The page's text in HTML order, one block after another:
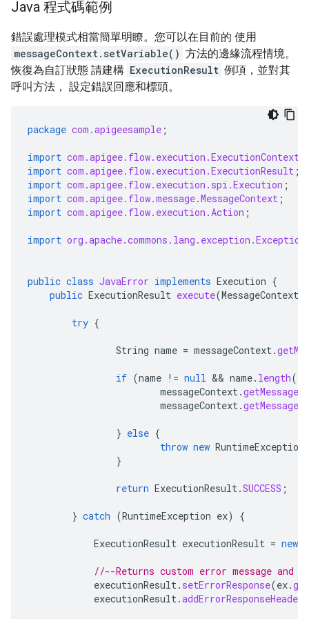
Java 程式碼範例
錯誤處理模式相當簡單明瞭。您可以在目前的 使用
messageContext.setVariable() 方法的邊緣流程情境。
恢復為自訂狀態 請建構 ExecutionResult 例項，並對其
呼叫方法， 設定錯誤回應和標頭。
package com.apigeesample ;
import com.apigee.flow.execution.ExecutionContext
import com.apigee.flow.execution.ExecutionResult ;
import com.apigee.flow.execution.spi.Execution ;
import com.apigee.flow.message.MessageContext ;
import com.apigee.flow.execution.Action ;
import
public class JavaError implements Execution {
public ExecutionResult execute(MessageContext
try {
String name = messageContext.
if (name != null && name. length()
messageContext.getMessage
messageContext.getMessage
} else {
throw new RuntimeException
}
return ExecutionResult.SUCCESS ;
} catch (RuntimeException ex) {
ExecutionResult executionResult = new
//--Returns custom error message and
executionResult. setErrorResponse(ex.
executionResult.addErrorResponseHeader